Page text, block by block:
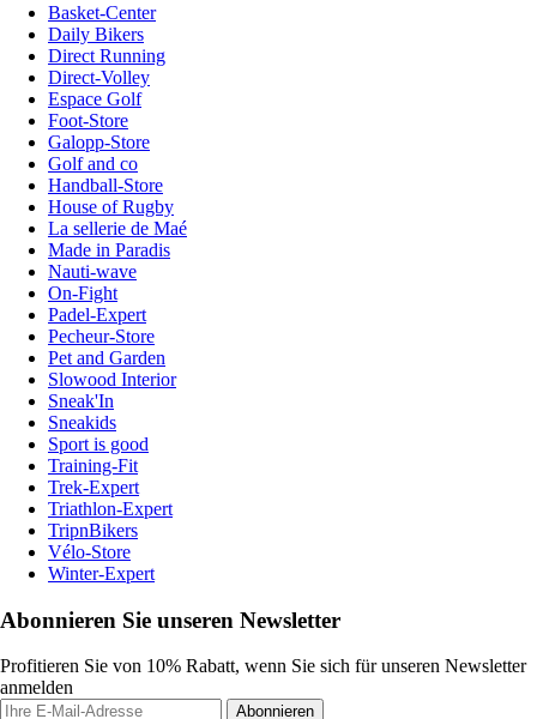
Basket-Center
Daily Bikers
Direct Running
Direct-Volley
Espace Golf
Foot-Store
Galopp-Store
Golf and co
Handball-Store
House of Rugby
La sellerie de Maé
Made in Paradis
Nauti-wave
On-Fight
Padel-Expert
Pecheur-Store
Pet and Garden
Slowood Interior
Sneak'In
Sneakids
Sport is good
Training-Fit
Trek-Expert
Triathlon-Expert
TripnBikers
Vélo-Store
Winter-Expert
Abonnieren Sie unseren Newsletter
Profitieren Sie von 10% Rabatt, wenn Sie sich für unseren Newsletter
anmelden
Abonnieren